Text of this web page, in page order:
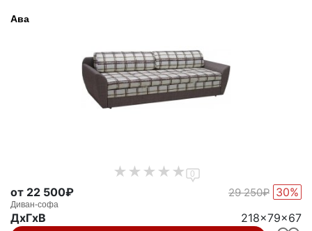
Ава
0
от 22 500₽ 29 250₽ 30%
Диван-софа
ДxГxВ 218x79x67